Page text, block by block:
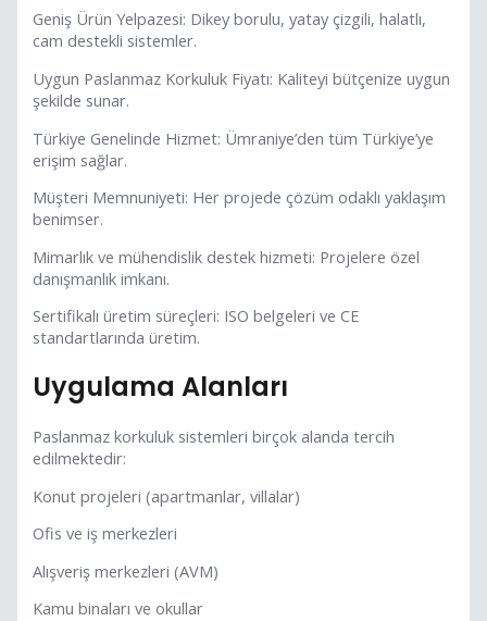
Geniş Ürün Yelpazesi: Dikey borulu, yatay çizgili, halatlı,
cam destekli sistemler.
Uygun Paslanmaz Korkuluk Fiyatı: Kaliteyi bütçenize uygun
şekilde sunar.
Türkiye Genelinde Hizmet: Ümraniye’den tüm Türkiye’ye
erişim sağlar.
Müşteri Memnuniyeti: Her projede çözüm odaklı yaklaşım
benimser.
Mimarlık ve mühendislik destek hizmeti: Projelere özel
danışmanlık imkanı.
Sertifikalı üretim süreçleri: ISO belgeleri ve CE
standartlarında üretim.
Uygulama Alanları
Paslanmaz korkuluk sistemleri birçok alanda tercih
edilmektedir:
Konut projeleri (apartmanlar, villalar)
Ofis ve iş merkezleri
Alışveriş merkezleri (AVM)
Kamu binaları ve okullar